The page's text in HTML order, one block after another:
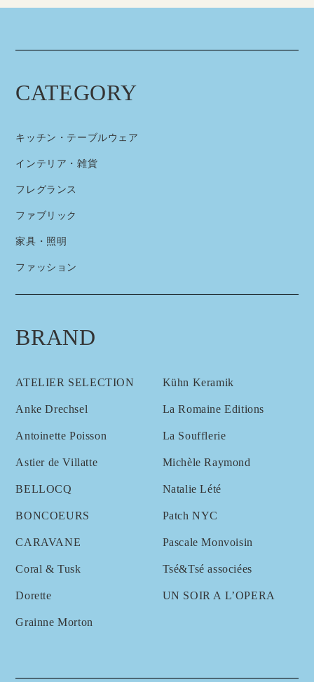
CATEGORY
キッチン・テーブルウェア
インテリア・雑貨
フレグランス
ファブリック
家具・照明
ファッション
BRAND
ATELIER SELECTION
Anke Drechsel
Antoinette Poisson
Astier de Villatte
BELLOCQ
BONCOEURS
CARAVANE
Coral & Tusk
Dorette
Grainne Morton
Kühn Keramik
La Romaine Editions
La Soufflerie
Michèle Raymond
Natalie Lété
Patch NYC
Pascale Monvoisin
Tsé&Tsé associées
UN SOIR A L’OPERA